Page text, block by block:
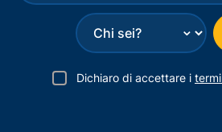
⌄
Dichiaro di accettare i